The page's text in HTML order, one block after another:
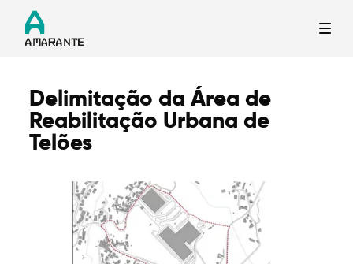
Termo de Pesquisa
Categorias gerais
Delimitação da Área de
Reabilitação Urbana de
Telões